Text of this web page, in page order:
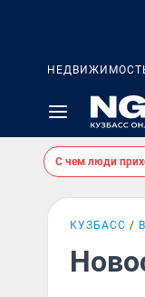
С чем люди
КУЗБАСС